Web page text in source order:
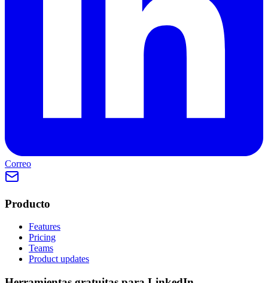
Correo
Producto
Features
Pricing
Teams
Product updates